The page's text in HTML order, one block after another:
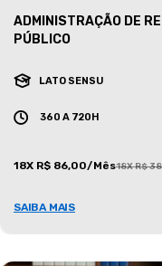
ADMINISTRAÇÃO DE
PÚBLICO
LATO SENSU
360 A 720H
18X R$ 86,00/Mês18X R$
SAIBA MAIS